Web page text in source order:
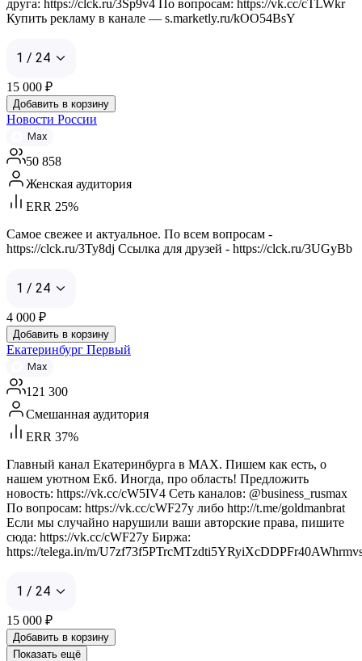
друга: https://clck.ru/3Sp9v4 По вопросам: https://vk.cc/cTLWkr
Купить рекламу в канале — s.marketly.ru/kOO54BsY
1 / 24
15 000 ₽
Добавить в корзину
Новости России
Max
50 858
Женская аудитория
ERR 25%
Самое свежее и актуальное. По всем вопросам -
https://clck.ru/3Ty8dj Ссылка для друзей - https://clck.ru/3UGyBb
1 / 24
4 000 ₽
Добавить в корзину
Екатеринбург Первый
Max
121 300
Смешанная аудитория
ERR 37%
Главный канал Екатеринбурга в MAX. Пишем как есть, о
нашем уютном Екб. Иногда, про область! Предложить
новость: https://vk.cc/cW5IV4 Сеть каналов: @business_rusmax
По вопросам: https://vk.cc/cWF27y либо http://t.me/goldmanbrat
Если мы случайно нарушили ваши авторские права, пишите
сюда: https://vk.cc/cWF27y Биржа:
https://telega.in/m/
1 / 24
15 000 ₽
Добавить в корзину
Показать ещё